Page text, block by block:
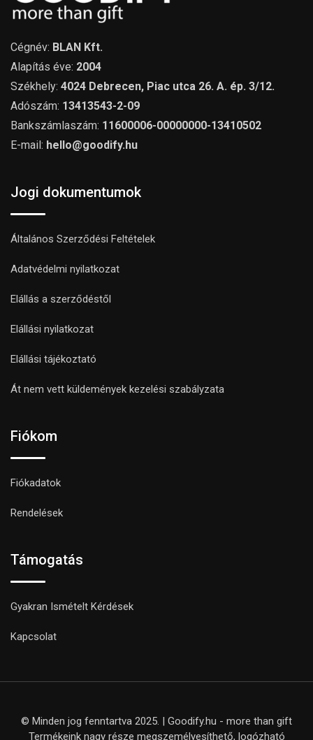
Cégnév: BLAN Kft.
Alapítás éve: 2004
Székhely: 4024 Debrecen, Piac utca 26. A. ép. 3/12.
Adószám: 13413543-2-09
Bankszámlaszám: 11600006-00000000-13410502
E-mail: hello@goodify.hu
Jogi dokumentumok
Általános Szerződési Feltételek
Adatvédelmi nyilatkozat
Elállás a szerződéstől
Elállási nyilatkozat
Elállási tájékoztató
Át nem vett küldemények kezelési szabályzata
Fiókom
Fiókadatok
Rendelések
Támogatás
Gyakran Ismételt Kérdések
Kapcsolat
© Minden jog fenntartva 2025. | Goodify.hu - more than gift
Termékeink nagy része megszemélyesíthető, logózható